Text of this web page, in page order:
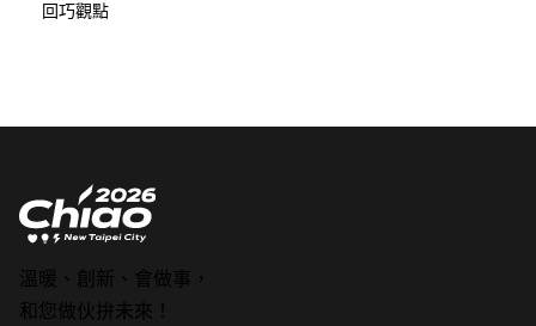
回巧觀點
溫暖、創新、會做事，
和您做伙拚未來！